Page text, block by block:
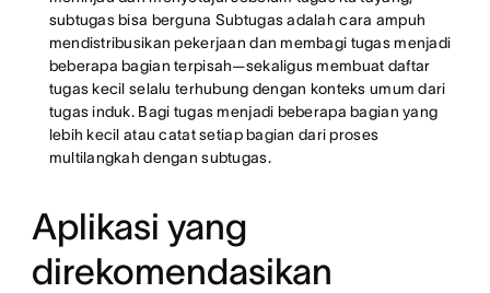
subtugas bisa berguna Subtugas adalah cara ampuh
mendistribusikan pekerjaan dan membagi tugas menjadi
beberapa bagian terpisah—sekaligus membuat daftar
tugas kecil selalu terhubung dengan konteks umum dari
tugas induk. Bagi tugas menjadi beberapa bagian yang
lebih kecil atau catat setiap bagian dari proses
multilangkah dengan subtugas.
Aplikasi yang
direkomendasikan